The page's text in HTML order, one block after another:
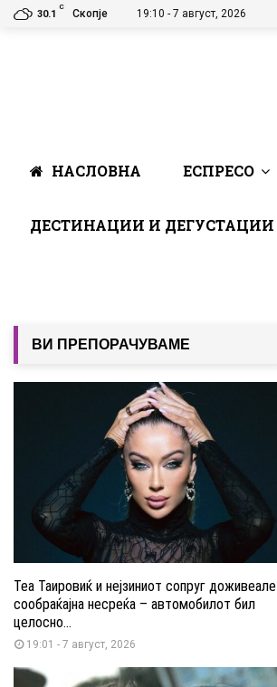
30.1
C
Скопје 19:10 - 7 август, 2026
НАСЛОВНА ЕСПРЕСО
ДЕСТИНАЦИИ И ДЕГУСТАЦИИ
ВИ ПРЕПОРАЧУВАМЕ
Теа Таировиќ и нејзиниот сопруг доживеале
сообраќајна несреќа – автомобилот бил
целосно...
19:01 - 7 август, 2026